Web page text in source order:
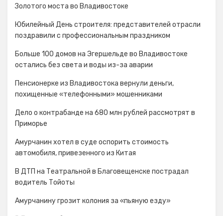
Золотого моста во Владивостоке
Юбилейный День строителя: представителей отрасли
поздравили с профессиональным праздником
Больше 100 домов на Эгершельде во Владивостоке
остались без света и воды из-за аварии
Пенсионерке из Владивостока вернули деньги,
похищенные «телефонными» мошенниками
Дело о контрабанде на 680 млн рублей рассмотрят в
Приморье
Амурчанин хотел в суде оспорить стоимость
автомобиля, привезенного из Китая
В ДТП на Театральной в Благовещенске пострадал
водитель Тойоты
Амурчанину грозит колония за «пьяную езду»